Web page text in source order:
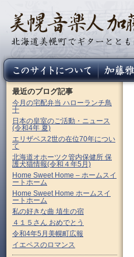
最近のブログ記事
今月の宅配弁当 ハローランチ鳥
十
日本の皇室のご活動・ニュース
(令和4年 夏)
エリザベス2世の在位70年につい
て
北海道オホーツク管内保健所 保
護犬猫情報(令和４年5月)
Home Sweet Home – ホームスイ
ートホーム
Home Sweet Home ホームスイ
ートホーム
私の好きな曲 埴生の宿
４１５さん おめでとう
令和4年5月美幌町広報
イエペスのロマンス